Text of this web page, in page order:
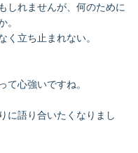
しれませんが、何のために
。
く立ち止まれない。
て心強いですね。
に語り合いたくなりまし